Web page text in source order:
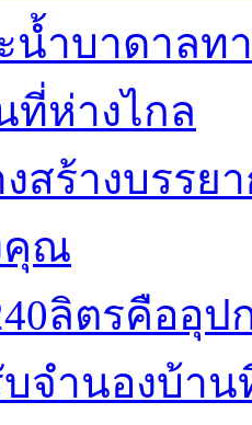
น้ำบาดาล
ที่ห่างไกล
สร้างบรร
คุณ
ลิตรคืออุ
บจำนองบ้า